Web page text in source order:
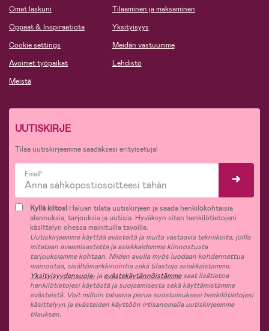
Omat laskuni
Oppaat & Inspiraatiota
Cookie settings
Avoimet työpaikat
Meistä
Tilaaminen ja maksaminen
Yksityisyys
Meidän vastuumme
Lehdistö
UUTISKIRJE
Tilaa uutiskirjeemme saadaksesi erityisetuja!
Email*
Kyllä kiitos! Haluan tilata uutiskirjeen ja saada henkilökohtaisia
alennuksia, tarjouksia ja uutisia. Hyväksyn siten henkilötietojeni
käsittelyn ohessa mainituilla tavoilla.
Uutiskirjeemme käyttää evästeitä ja muita vastaavia tekniikoita, joilla
mitataan avaamisastetta ja asiakkaidemme kiinnostusta
tarjouksiamme kohtaan. Niiden avulla myös luodaan kohdennettua
mainontaa, sisältömarkkinointia sekä tilastoja asiakkaistamme.
Yksityisyydensuoja-jaevästekäytännöistämmesaat lisätietoa
henkilötietojesi käytöstä ja suojaamisesta sekä käyttämistämme
evästeistä. Voit milloin tahansa perua suostumuksesi henkilötietojesi
käsittelyyn ja evästeiden käyttöön irtisanomalla uutiskirjeemme
tilauksen.